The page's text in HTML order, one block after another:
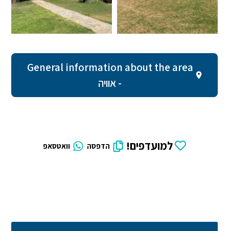
General information about the area
- אוויה
למועדפים! הדפסה וואטסאפ